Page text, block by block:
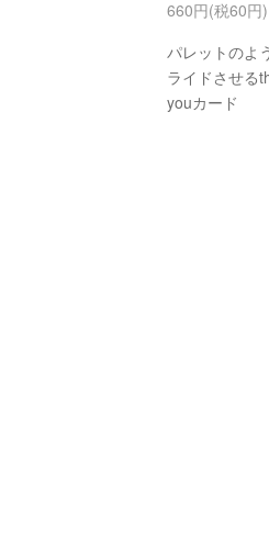
660円(税60円)
パレットのよ
ライドさせる
youカード